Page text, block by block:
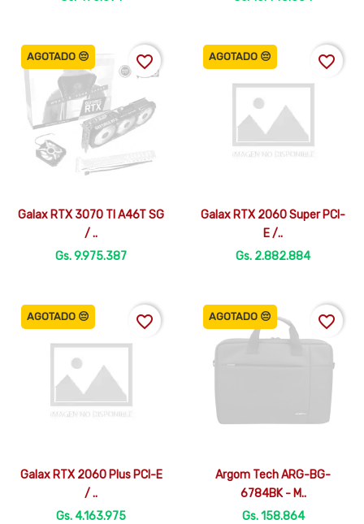
Vista rápida
Galax RTX 3070 TI A46T SG
/ ..
Gs. 9.975.387
AGOTADO 😔 favorite_border
Vista rápida
Galax RTX 2060 Super PCI-
E /..
Gs. 2.882.884
AGOTADO 😔 favorite_border
Vista rápida
Galax RTX 2060 Plus PCI-E
/ ..
Gs. 4.163.975
AGOTADO 😔 favorite_border
 Vista rápida
Argom Tech ARG-BG-
6784BK - M..
Gs. 158.864
AGOTADO 😔 favorite_border